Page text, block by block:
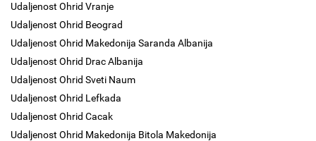
Udaljenost Ohrid Vranje
Udaljenost Ohrid Beograd
Udaljenost Ohrid Makedonija Saranda Albanija
Udaljenost Ohrid Drac Albanija
Udaljenost Ohrid Sveti Naum
Udaljenost Ohrid Lefkada
Udaljenost Ohrid Cacak
Udaljenost Ohrid Makedonija Bitola Makedonija